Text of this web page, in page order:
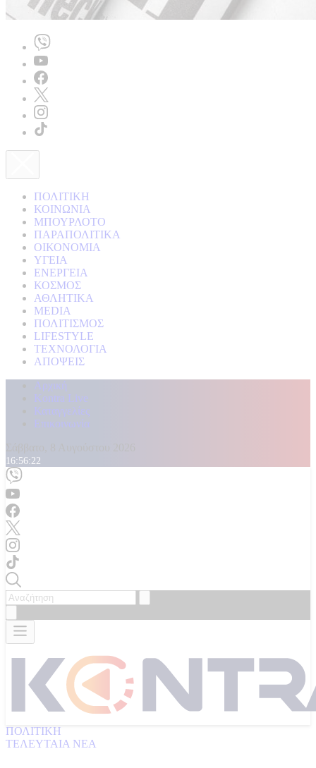
ΠΟΛΙΤΙΚΗ
ΚΟΙΝΩΝΙΑ
ΜΠΟΥΡΛΟΤΟ
ΠΑΡΑΠΟΛΙΤΙΚΑ
ΟΙΚΟΝΟΜΙΑ
ΥΓΕΙΑ
ΕΝΕΡΓΕΙΑ
ΚΟΣΜΟΣ
ΑΘΛΗΤΙΚΑ
MEDIA
ΠΟΛΙΤΙΣΜΟΣ
LIFESTYLE
ΤΕΧΝΟΛΟΓΙΑ
ΑΠΟΨΕΙΣ
Αρχική
Kontra Live
Καταγγελίες
Επικοινωνία
16:56:23
ΠΟΛΙΤΙΚΗ
ΤΕΛΕΥΤΑΙΑ ΝΕΑ